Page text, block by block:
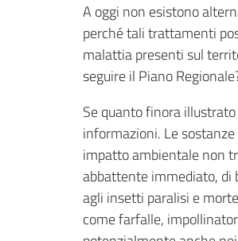
A oggi non esistono
perché tali trattamenti
malattia presenti sul
seguire il Piano
Se quanto finora
informazioni. Le
impatto ambientale non
abbattente immediato, di
agli insetti paralisi e
come farfalle,